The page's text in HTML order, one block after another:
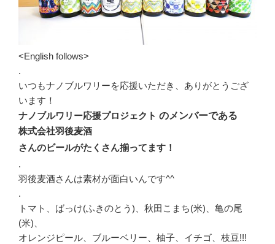
<English follows>
.
いつもナノブルワリーを応援いただき、ありがとうござ
います！
ナノブルワリー応援プロジェクト のメンバーである
株式会社羽後麦酒
さんのビールがたくさん揃ってます！
.
羽後麦酒さんは素材が面白いんです^^
.
トマト、ばっけ(ふきのとう)、秋田こまち(米)、亀の尾
(米)、
オレンジピール、ブルーベリー、柚子、イチゴ、枝豆!!!